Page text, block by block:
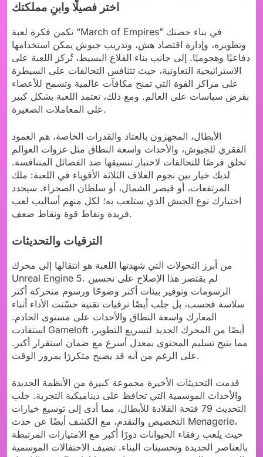
اختر فصيلًا وابنِ مملكتك
تكمن فكرة لعبة “March of Empires” في بناء حصنك
وتطويره، وإدارة اقتصاد هش، وتدريب جيوش يمكن استخدامها
دفاعيًا وهجوميًا. إلى جانب بناء القلاع البسيط، تُركز اللعبة على
الاستراتيجية التعاونية، حيث تتنافس التحالفات على السيطرة
على مراكز القوة التي تمنح مكافآت عالمية وتسمح للأعضاء
بفرض سياسات على العالم. ومع ذلك، تعتمد اللعبة بشكل كبير
على المعاملات الصغيرة.
الأبطال، المجهزون بالعتاد والقدرات الخاصة، هم العمود
الفقري للجيوش، والأحداث واسعة النطاق مثل غزوات العوالم
تخلق فرصًا للتحالفات لاختبار تنسيقها ضد الفصائل المتنافسة.
لديك خيار بين نجوم الغلاف الثلاثة الأقوياء في اللعبة: ملك
المرتفعات، أو قيصر الشمال، أو سلطان الصحراء. سيحدد
اختيارك نوع الجيش الذي ستلعب به؛ لكل منهم أساليب لعب
فريدة ونقاط قوة ونقاط ضعف.
الترقيات والتحديثات
من أبرز التحولات التي شهدتها اللعبة هو انتقالها إلى محرك
Unreal Engine 5. لم يقتصر هذا الإصلاح على تحسين
الرسومات وتوفير بيئات أكثر وضوحًا ورسوم متحركة أكثر
سلاسة فحسب، بل جلب أيضًا ترقيات تقنية حسّنت الأداء أثناء
المعارك واسعة النطاق والأحداث على مستوى الخادم.
استفادت Gameloft أيضًا من المحرك الجديد لتسريع التطوير،
مما يتيح تسليم المحتوى بمعدل أسرع مع ضمان استقرار أكبر.
على الرغم من أنه قد يصبح متكررًا بمرور الوقت.
قدمت التحديثات الأخيرة مجموعة كبيرة من الأنظمة الجديدة
والأحداث الموسمية التي تحافظ على ديناميكية التجربة. جلب
التحديث 79 فتحة القلادة للأبطال، مما أدى إلى توسيع خيارات
التخصيص والتقدم، مع الكشف أيضًا عن حدث Menagerie،
حيث يلعب رفقاء الحيوانات دورًا أكبر مع الامتيازات المرتبطة
بالعناصر الجديدة وتحسينات البناء. تضيف الاحتفالات الموسمية